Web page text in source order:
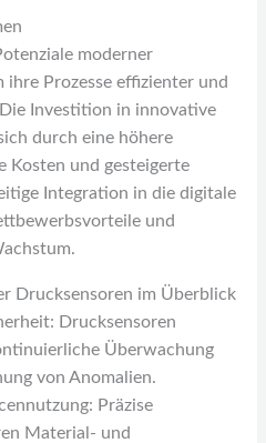
moderner
ihre Prozesse effizienter und
Investition in innovative
durch eine höhere
Kosten und gesteigerte
Integration in die digitale
und
Drucksensoren im Überblick
Drucksensoren
Überwachung
von Anomalien.
Präzise
Material- und